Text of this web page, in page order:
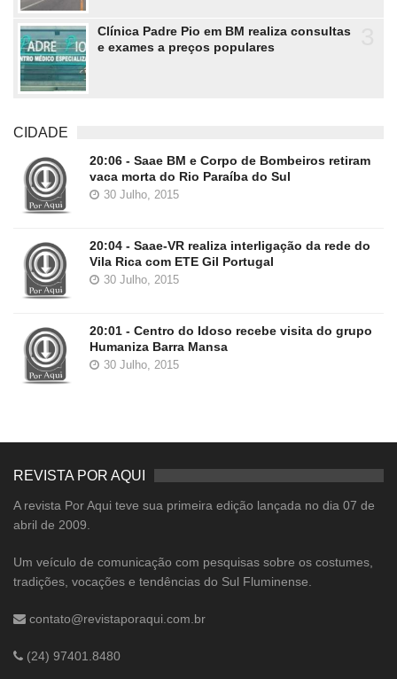
Clínica Padre Pio em BM realiza consultas
e exames a preços populares
CIDADE
20:06 - Saae BM e Corpo de Bombeiros retiram
vaca morta do Rio Paraíba do Sul
30 Julho, 2015
20:04 - Saae-VR realiza interligação da rede do
Vila Rica com ETE Gil Portugal
30 Julho, 2015
20:01 - Centro do Idoso recebe visita do grupo
Humaniza Barra Mansa
30 Julho, 2015
REVISTA POR AQUI
A revista Por Aqui teve sua primeira edição lançada no dia 07 de
abril de 2009.
Um veículo de comunicação com pesquisas sobre os costumes,
tradições, vocações e tendências do Sul Fluminense.
contato@revistaporaqui.com.br
(24) 97401.8480